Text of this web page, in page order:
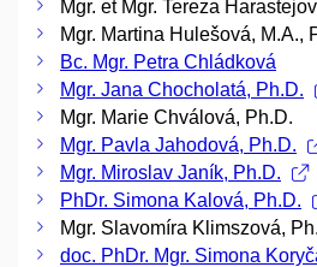
Mgr. et Mgr. Tereza
Mgr. Martina Hulešová, M.A.,
Bc. Mgr. Petra Chládková
Mgr. Jana Chocholatá, Ph.D.
Mgr. Marie Chválová, Ph.D.
Mgr. Pavla Jahodová, Ph.D.
Mgr. Miroslav Janík, Ph.D.
PhDr. Simona Kalová, Ph.D.
Mgr. Slavomíra Klimszová,
doc. PhDr. Mgr. Simona